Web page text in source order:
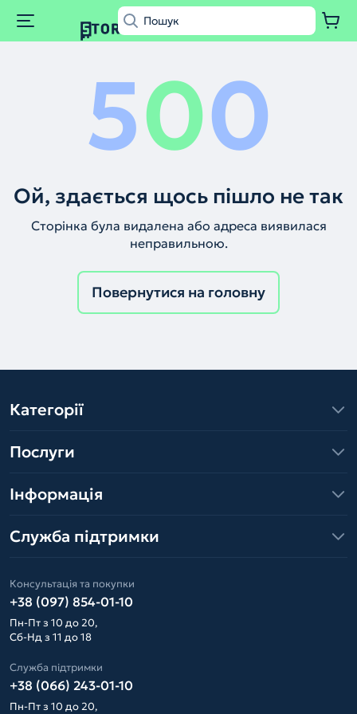
500
Ой, здається щось пішло не так
Сторінка була видалена або адреса виявилася
неправильною.
Повернутися на головну
Категорії
Послуги
Інформація
Служба підтримки
Консультація та покупки
+38 (097) 854-01-10
Пн-Пт з 10 до 20,
Сб-Нд з 11 до 18
Служба підтримки
+38 (066) 243-01-10
Пн-Пт з 10 до 20,